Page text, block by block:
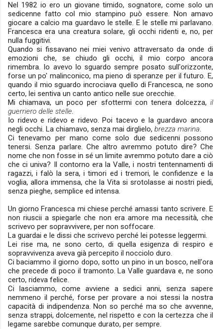
Nel 1982 io ero un giovane timido, sognatore, come solo un
sedicenne fatto col mio stampino può essere. Non amavo
giocare a calcio ma guardavo le stelle. E le stelle mi parlavano.
Francesca era una creatura solare, gli occhi ridenti e, no, per
nulla fuggitivi.
Quando si fissavano nei miei venivo attraversato da onde di
emozioni che, se chiudo gli occhi, il mio corpo ancora
rimembra. Io avevo lo sguardo sempre posato sull'orizzonte,
forse un po' malinconico, ma pieno di speranze per il futuro. E,
quando il mio sguardo incrociava quello di Francesca, ne sono
certo, lei sentiva un canto antico nelle sue orecchie.
Mi chiamava, un poco per sfottermi con tenera dolcezza, il
guerriero delle stelle.
Io ridevo e ridevo e ridevo. Poi tacevo e la guardavo ancora
negli occhi. La chiamavo, senza mai dirglielo, brezza marina.
Ci tenevamo per mano come solo due sedicenni possono
tenersi. Senza parlare. Che altro avremmo potuto dire? Che
nome che non fosse in sé un limite avremmo potuto dare a ciò
che ci univa? Il contorno era la Valle, i nostri tentennamenti di
ragazzi, i falò la sera, i timori ed i tremori, le confidenze e la
voglia, allora immensa, che la Vita si srotolasse ai nostri piedi,
senza pieghe, semplice ed intensa.
Un giorno Francesca mi chiese perché amassi tanto scrivere. E
non riuscii a spiegarle che non era amore ma necessità, che
scrivevo per sopravvivere, per non soffocare.
La guardai e le dissi che scrivevo perché lei potesse leggermi.
Lei rise ma, ne sono certo, di quella esigenza di respiro e
sopravvivenza aveva già percepito il nocciolo duro.
Ci baciammo il giorno dopo, sotto un pino in un bosco, nell'ora
che precede di poco il tramonto. La Valle guardava e, ne sono
certo, rideva felice.
Ci lasciammo, come avviene a sedici anni, senza sapere
nemmeno il perché, forse per provare a noi stessi la nostra
capacità di indipendenza. Non so perché ma so che avvenne,
senza strappi, dolcemente, nel rispetto e con la certezza che il
legame sarebbe comunque durato, per sempre.